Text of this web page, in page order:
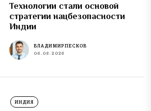
Технологии стали основой
стратегии нацбезопасности
Индии
ВЛАДИМИР ПЕСКОВ
06.08.2026
ИНДИЯ